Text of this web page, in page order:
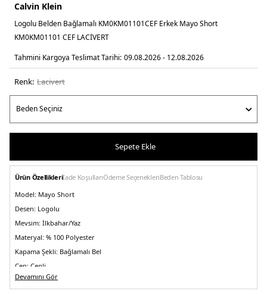
Calvin Klein
Logolu Belden Bağlamalı KM0KM01101CEF Erkek Mayo Short
KM0KM01101 CEF LACİVERT
Tahmini Kargoya Teslimat Tarihi: 09.08.2026 - 12.08.2026
Renk: laci̇vert
Sepete Ekle
Ürün Özellikleriİade KoşullarıÖdeme SeçenekleriBeden Tablosu
Model: Mayo Short
Desen: Logolu
Mevsim: İlkbahar/Yaz
Materyal: % 100 Polyester
Kapama Şekli: Bağlamalı Bel
Cep: Cepli
Kalıp Bilgisi:Regular Fit
Devamını Gör